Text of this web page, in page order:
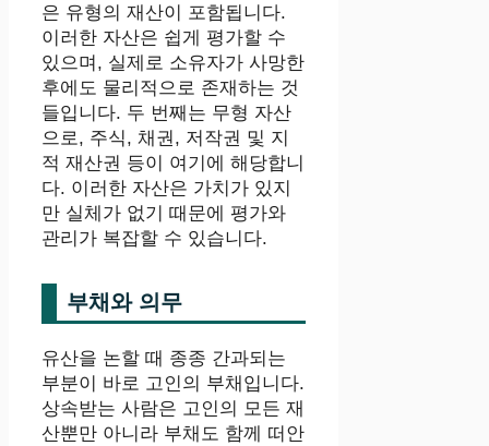
은 유형의 재산이 포함됩니다.
이러한 자산은 쉽게 평가할 수
있으며, 실제로 소유자가 사망한
후에도 물리적으로 존재하는 것
들입니다. 두 번째는 무형 자산
으로, 주식, 채권, 저작권 및 지
적 재산권 등이 여기에 해당합니
다. 이러한 자산은 가치가 있지
만 실체가 없기 때문에 평가와
관리가 복잡할 수 있습니다.
부채와 의무
유산을 논할 때 종종 간과되는
부분이 바로 고인의 부채입니다.
상속받는 사람은 고인의 모든 재
산뿐만 아니라 부채도 함께 떠안